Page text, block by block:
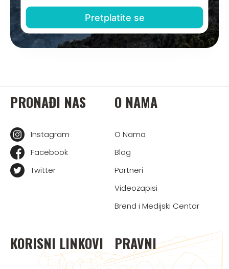
PRONAĐI NAS
Instagram
Facebook
Twitter
O NAMA
O Nama
Blog
Partneri
Videozapisi
Brend i Medijski Centar
KORISNI LINKOVI PRAVNI